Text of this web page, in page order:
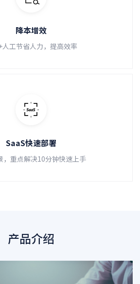
降本增效
人工节省人力，提高效率
SaaS快速部署
，重点解决10分钟快速上手
产品介绍